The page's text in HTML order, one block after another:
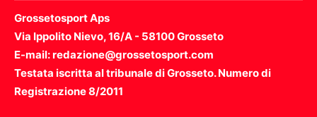
Grossetosport Aps
Via Ippolito Nievo, 16/A - 58100 Grosseto
E-mail: redazione@grossetosport.com
Testata iscritta al tribunale di Grosseto. Numero di
Registrazione 8/2011